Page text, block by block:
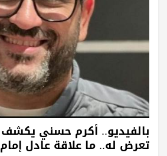
بالفيديو.. أكرم حسني
تعرض له.. ما علاقة عادل